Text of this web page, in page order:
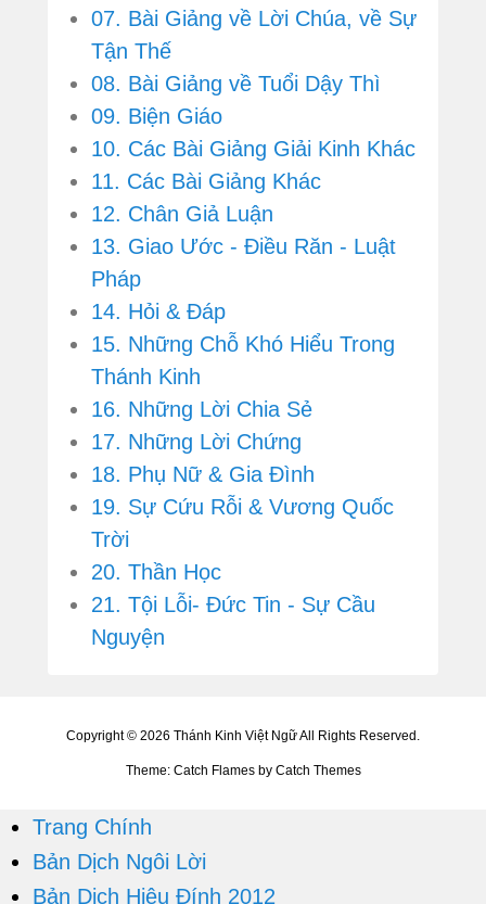
07. Bài Giảng về Lời Chúa, về Sự
Tận Thế
08. Bài Giảng về Tuổi Dậy Thì
09. Biện Giáo
10. Các Bài Giảng Giải Kinh Khác
11. Các Bài Giảng Khác
12. Chân Giả Luận
13. Giao Ước - Điều Răn - Luật
Pháp
14. Hỏi & Đáp
15. Những Chỗ Khó Hiểu Trong
Thánh Kinh
16. Những Lời Chia Sẻ
17. Những Lời Chứng
18. Phụ Nữ & Gia Đình
19. Sự Cứu Rỗi & Vương Quốc
Trời
20. Thần Học
21. Tội Lỗi- Đức Tin - Sự Cầu
Nguyện
Copyright © 2026 Thánh Kinh Việt NgữAll Rights Reserved.
Theme: Catch Flames by Catch Themes
Trang Chính
Bản Dịch Ngôi Lời
Bản Dịch Hiệu Đính 2012